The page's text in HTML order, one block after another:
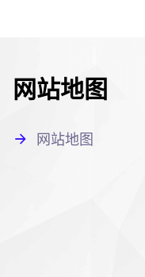
网站地图
网站地图